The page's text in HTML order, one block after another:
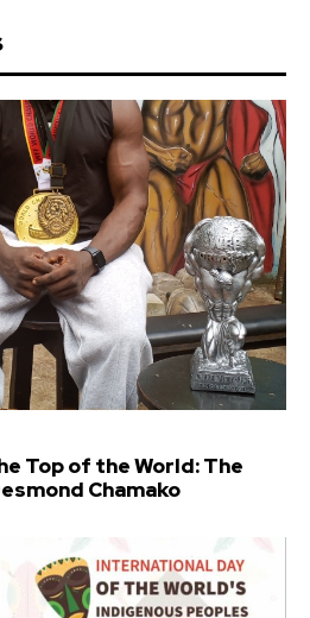
Top of the World: The
Chamako